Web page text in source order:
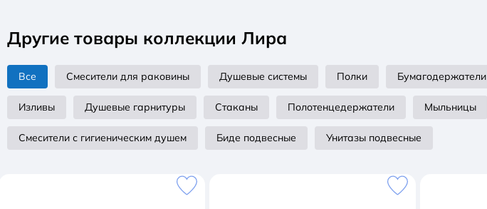
Другие товары коллекции Лира
Все Смесители для раковины Душевые системы Полки Бумагодержатели
Изливы Душевые гарнитуры Стаканы Полотенцедержатели Мыльницы
Смесители с гигиеническим душем Биде подвесные Унитазы подвесные